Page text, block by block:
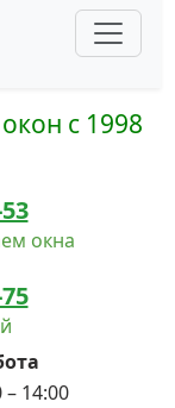
с 1998
окна
– 14:00